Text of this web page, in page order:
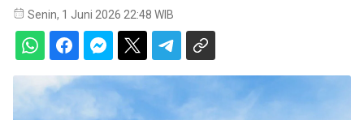
Senin, 1 Juni 2026 22:48 WIB